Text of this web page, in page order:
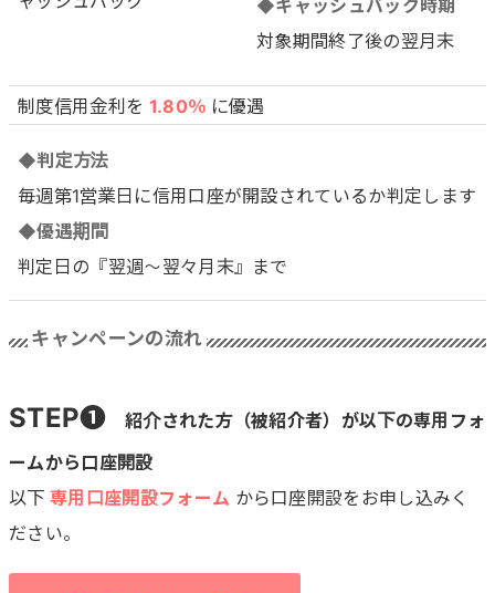
◆キャッシュバック時期
対象期間終了後の翌月末
制度信用金利を 1.80％ に優遇
◆判定方法
毎週第1営業日に信用口座が開設されているか判定します
◆優遇期間
判定日の『翌週～翌々月末』まで
キャンペーンの流れ
STEP❶ 紹介された方（被紹介者）が以下の専用フォ
ームから口座開設
以下 専用口座開設フォーム から口座開設をお申し込みく
ださい。